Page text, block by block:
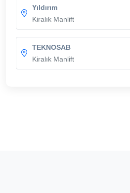
Yıldırım
Kiralık Manlift
TEKNOSAB
Kiralık Manlift